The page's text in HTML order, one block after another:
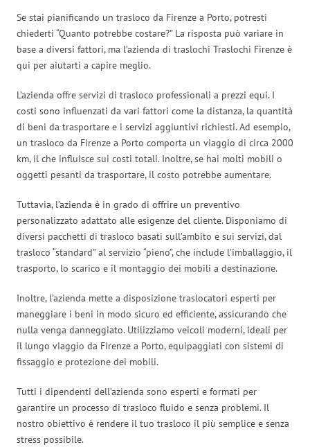
Se stai pianificando un trasloco da Firenze a Porto, potresti
chiederti “Quanto potrebbe costare?” La risposta può variare in
base a diversi fattori, ma l’azienda di traslochi Traslochi Firenze è
qui per aiutarti a capire meglio.
L’azienda offre servizi di trasloco professionali a prezzi equi. I
costi sono influenzati da vari fattori come la distanza, la quantità
di beni da trasportare e i servizi aggiuntivi richiesti. Ad esempio,
un trasloco da Firenze a Porto comporta un viaggio di circa 2000
km, il che influisce sui costi totali. Inoltre, se hai molti mobili o
oggetti pesanti da trasportare, il costo potrebbe aumentare.
Tuttavia, l’azienda è in grado di offrire un preventivo
personalizzato adattato alle esigenze del cliente. Disponiamo di
diversi pacchetti di trasloco basati sull’ambito e sui servizi, dal
trasloco “standard” al servizio “pieno”, che include l’imballaggio, il
trasporto, lo scarico e il montaggio dei mobili a destinazione.
Inoltre, l’azienda mette a disposizione traslocatori esperti per
maneggiare i beni in modo sicuro ed efficiente, assicurando che
nulla venga danneggiato. Utilizziamo veicoli moderni, ideali per
il lungo viaggio da Firenze a Porto, equipaggiati con sistemi di
fissaggio e protezione dei mobili.
Tutti i dipendenti dell’azienda sono esperti e formati per
garantire un processo di trasloco fluido e senza problemi. Il
nostro obiettivo è rendere il tuo trasloco il più semplice e senza
stress possibile.